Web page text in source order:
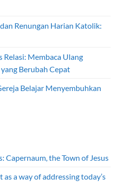
Renungan Harian Katolik:
Relasi: Membaca Ulang
Berubah Cepat
Belajar Menyembuhkan
Capernaum, the Town of Jesus
a way of addressing today’s